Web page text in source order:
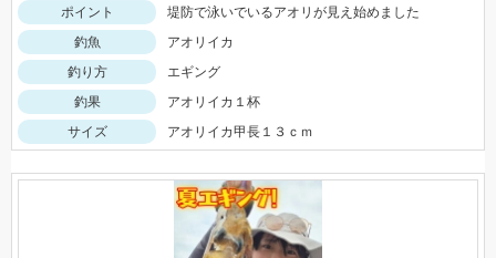
ポイント
堤防で泳いでいるアオリが見え始めました
釣魚
アオリイカ
釣り方
エギング
釣果
アオリイカ１杯
サイズ
アオリイカ甲長１３ｃｍ